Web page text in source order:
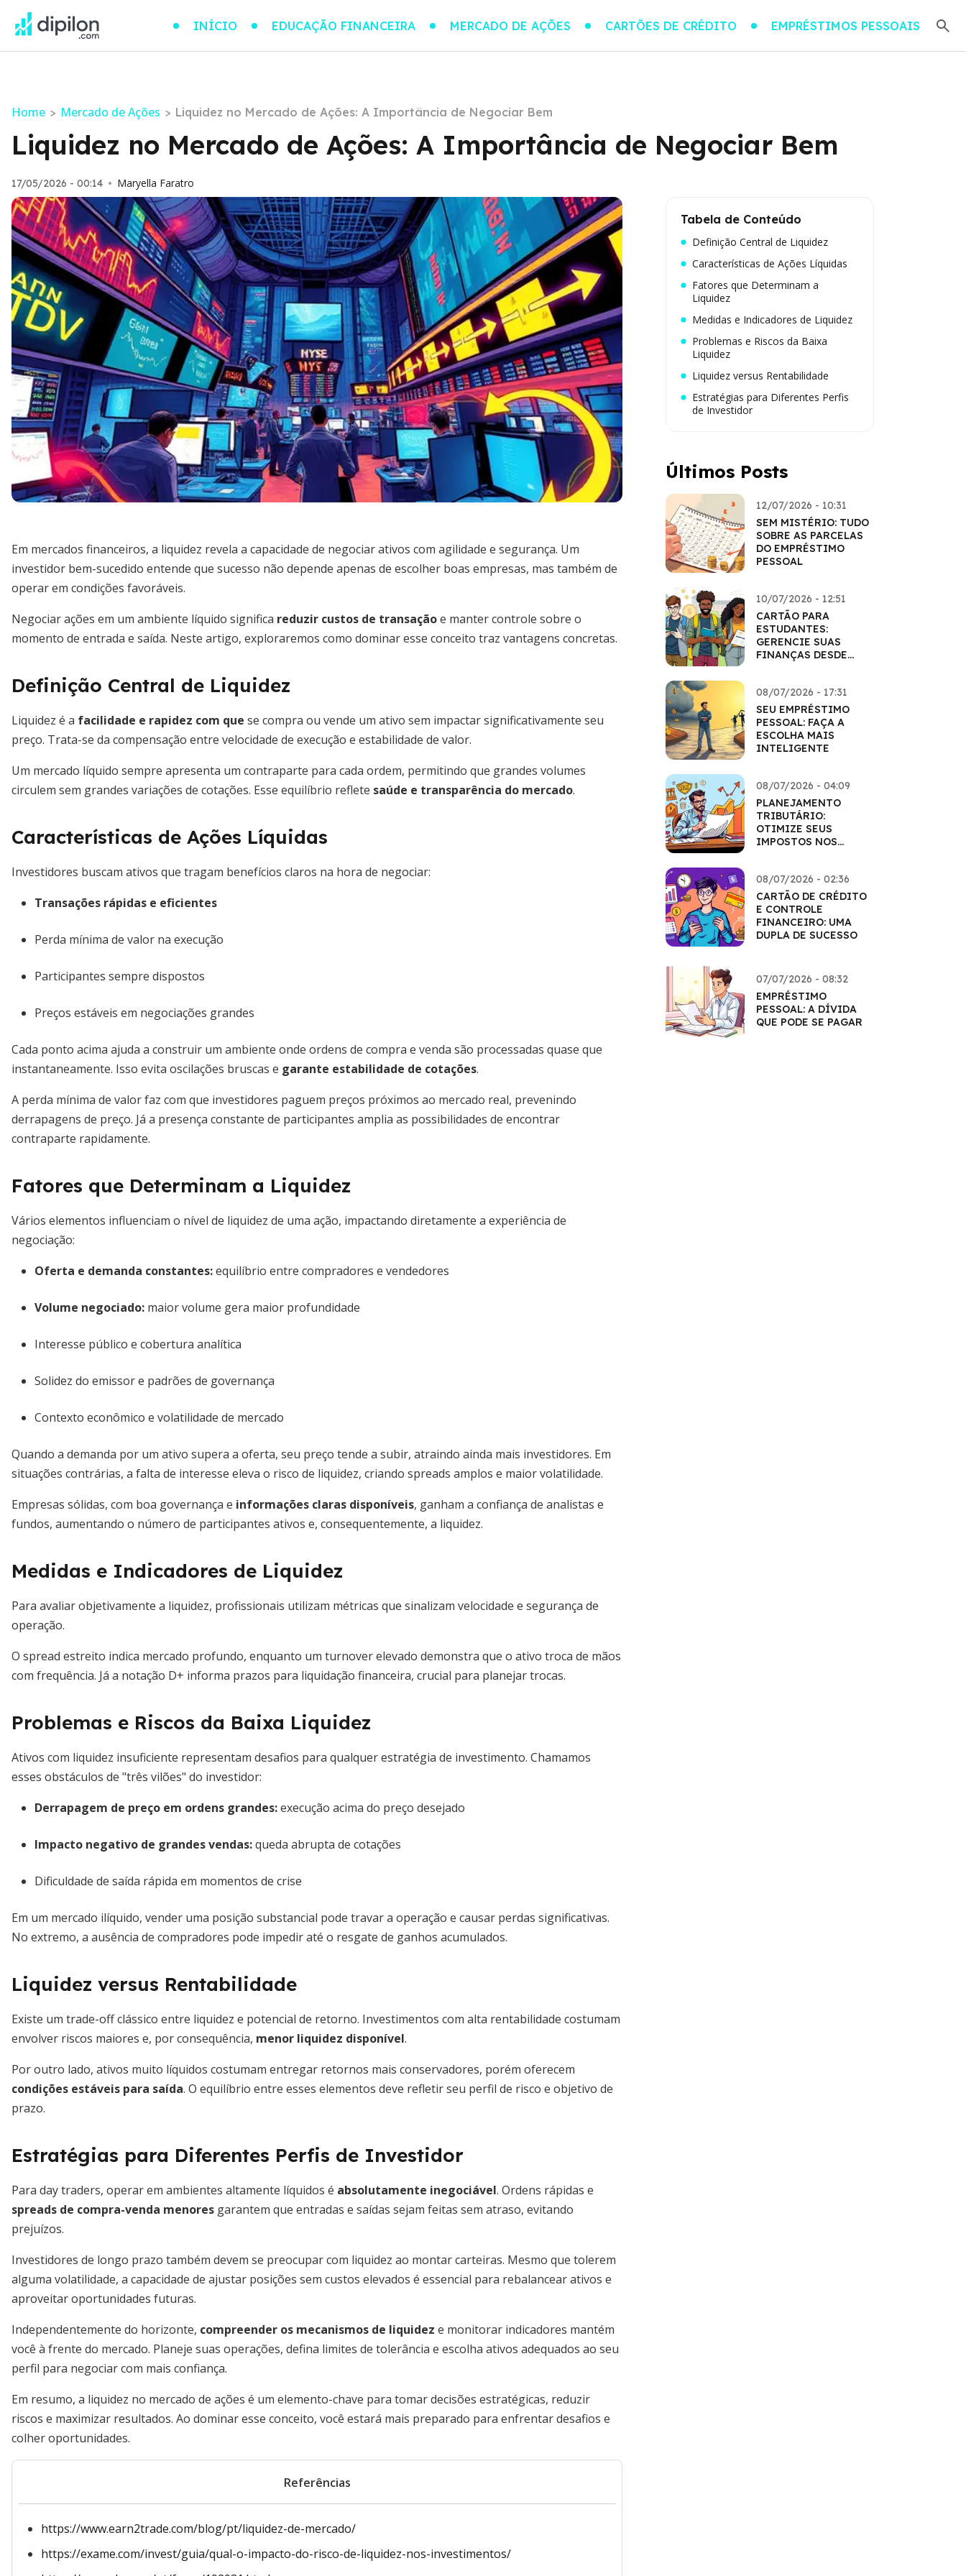
INÍCIO EDUCAÇÃO FINANCEIRA MERCADO DE AÇÕES CARTÕES DE CRÉDITO EMPRÉSTIMOS PESSOAIS
Home > Mercado de Ações > Liquidez no Mercado de Ações: A Importância de Negociar Bem
Liquidez no Mercado de Ações: A Importância de Negociar Bem
17/05/2026 - 00:14 • Maryella Faratro
Em mercados financeiros, a liquidez revela a capacidade de negociar ativos com agilidade e segurança. Um
investidor bem-sucedido entende que sucesso não depende apenas de escolher boas empresas, mas também de
operar em condições favoráveis.
Negociar ações em um ambiente líquido significa reduzir custos de transaçãoe manter controle sobre o
momento de entrada e saída. Neste artigo, exploraremos como dominar esse conceito traz vantagens concretas.
Definição Central de Liquidez
Liquidez é a facilidade e rapidez com que se compra ou vende um ativo sem impactar significativamente seu
preço. Trata-se da compensação entre velocidade de execução e estabilidade de valor.
Um mercado líquido sempre apresenta um contraparte para cada ordem, permitindo que grandes volumes
circulem sem grandes variações de cotações. Esse equilíbrio reflete saúde e transparência do mercado.
Características de Ações Líquidas
Investidores buscam ativos que tragam benefícios claros na hora de negociar:
Transações rápidas e eficientes
Perda mínima de valor na execução
Participantes sempre dispostos
Preços estáveis em negociações grandes
Cada ponto acima ajuda a construir um ambiente onde ordens de compra e venda são processadas quase que
instantaneamente. Isso evita oscilações bruscas e garante estabilidade de cotações.
A perda mínima de valor faz com que investidores paguem preços próximos ao mercado real, prevenindo
derrapagens de preço. Já a presença constante de participantes amplia as possibilidades de encontrar
contraparte rapidamente.
Fatores que Determinam a Liquidez
Vários elementos influenciam o nível de liquidez de uma ação, impactando diretamente a experiência de
negociação:
Oferta e demanda constantes:equilíbrio entre compradores e vendedores
Volume negociado: maior volume gera maior profundidade
Interesse público e cobertura analítica
Solidez do emissor e padrões de governança
Contexto econômico e volatilidade de mercado
Quando a demanda por um ativo supera a oferta, seu preço tende a subir, atraindo ainda mais investidores. Em
situações contrárias, a falta de interesse eleva o risco de liquidez, criando spreads amplos e maior volatilidade.
Empresas sólidas, com boa governança e informações claras disponíveis, ganham a confiança de analistas e
fundos, aumentando o número de participantes ativos e, consequentemente, a liquidez.
Medidas e Indicadores de Liquidez
Para avaliar objetivamente a liquidez, profissionais utilizam métricas que sinalizam velocidade e segurança de
operação.
O spread estreito indica mercado profundo, enquanto um turnover elevado demonstra que o ativo troca de mãos
com frequência. Já a notação D+ informa prazos para liquidação financeira, crucial para planejar trocas.
Problemas e Riscos da Baixa Liquidez
Ativos com liquidez insuficiente representam desafios para qualquer estratégia de investimento. Chamamos
esses obstáculos de "três vilões" do investidor:
Derrapagem de preço em ordens grandes:execução acima do preço desejado
Impacto negativo de grandes vendas:queda abrupta de cotações
Dificuldade de saída rápida em momentos de crise
Em um mercado ilíquido, vender uma posição substancial pode travar a operação e causar perdas significativas.
No extremo, a ausência de compradores pode impedir até o resgate de ganhos acumulados.
Liquidez versus Rentabilidade
Existe um trade-off clássico entre liquidez e potencial de retorno. Investimentos com alta rentabilidade costumam
envolver riscos maiores e, por consequência, menor liquidez disponível.
Por outro lado, ativos muito líquidos costumam entregar retornos mais conservadores, porém oferecem
condições estáveis para saída. O equilíbrio entre esses elementos deve refletir seu perfil de risco e objetivo de
prazo.
Estratégias para Diferentes Perfis de Investidor
Para day traders, operar em ambientes altamente líquidos é absolutamente inegociável. Ordens rápidas e
spreads de compra-venda menores garantem que entradas e saídas sejam feitas sem atraso, evitando
prejuízos.
Investidores de longo prazo também devem se preocupar com liquidez ao montar carteiras. Mesmo que tolerem
alguma volatilidade, a capacidade de ajustar posições sem custos elevados é essencial para rebalancear ativos e
aproveitar oportunidades futuras.
Independentemente do horizonte, compreender os mecanismos de liquidez e monitorar indicadores mantém
você à frente do mercado. Planeje suas operações, defina limites de tolerância e escolha ativos adequados ao seu
perfil para negociar com mais confiança.
Em resumo, a liquidez no mercado de ações é um elemento-chave para tomar decisões estratégicas, reduzir
riscos e maximizar resultados. Ao dominar esse conceito, você estará mais preparado para enfrentar desafios e
colher oportunidades.
Referências
https://www.earn2trade.com/blog/pt/liquidez-de-mercado/
https://exame.com/invest/guia/qual-o-impacto-do-risco-de-liquidez-nos-investimentos/
Tabela de Conteúdo
Definição Central de Liquidez
Características de Ações Líquidas
Fatores que Determinam a
Liquidez
Medidas e Indicadores de Liquidez
Problemas e Riscos da Baixa
Liquidez
Liquidez versus Rentabilidade
Estratégias para Diferentes Perfis
de Investidor
Últimos Posts
12/07/2026 - 10:31
SEM MISTÉRIO: TUDO
SOBRE AS PARCELAS
DO EMPRÉSTIMO
PESSOAL
10/07/2026 - 12:51
CARTÃO PARA
ESTUDANTES:
GERENCIE SUAS
FINANÇAS DESDE
08/07/2026 - 17:31
SEU EMPRÉSTIMO
PESSOAL: FAÇA A
ESCOLHA MAIS
INTELIGENTE
08/07/2026 - 04:09
PLANEJAMENTO
TRIBUTÁRIO:
OTIMIZE SEUS
IMPOSTOS NOS
08/07/2026 - 02:36
CARTÃO DE CRÉDITO
E CONTROLE
FINANCEIRO: UMA
DUPLA DE SUCESSO
07/07/2026 - 08:32
EMPRÉSTIMO
PESSOAL: A DÍVIDA
QUE PODE SE PAGAR